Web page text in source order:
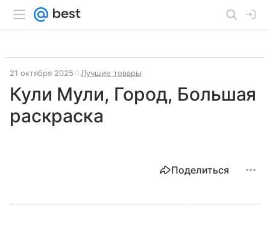
21 октября 2025 Лучшие товары
Кули Мули, Город, Большая
раскраска
Поделиться